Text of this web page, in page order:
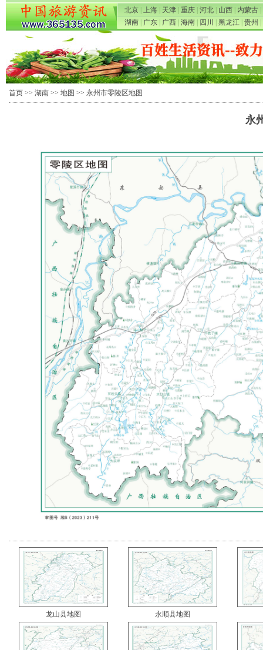
北京 上海 天津 重庆 河北 山西 内蒙古
湖南
广东 广西 海南 四川 黑龙江 贵州
首页 >> 湖南 >> 地图 >> 永州市零陵区地图
永
龙山县地图 永顺县地图